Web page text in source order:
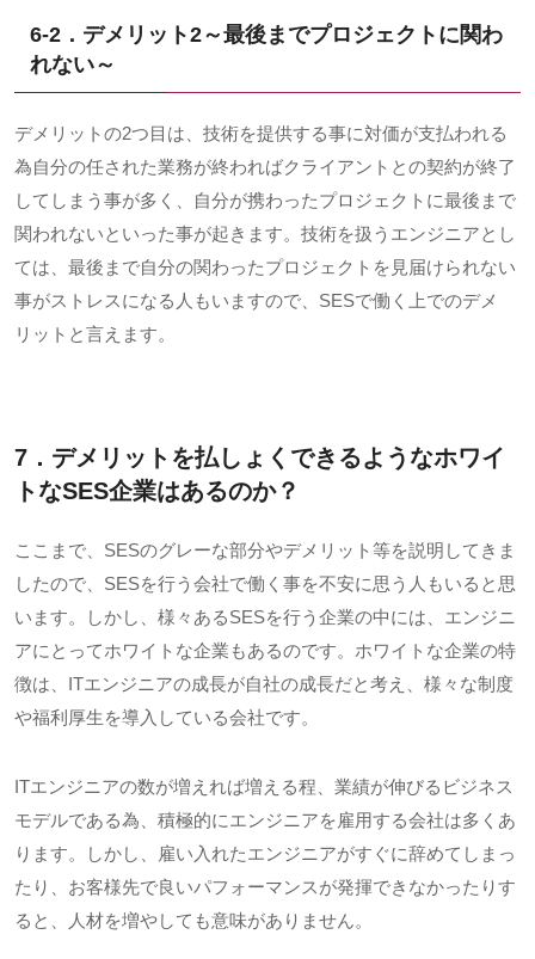
6-2．デメリット2～最後までプロジェクトに関わ
れない～
デメリットの2つ目は、技術を提供する事に対価が支払われる
為自分の任された業務が終わればクライアントとの契約が終了
してしまう事が多く、自分が携わったプロジェクトに最後まで
関われないといった事が起きます。技術を扱うエンジニアとし
ては、最後まで自分の関わったプロジェクトを見届けられない
事がストレスになる人もいますので、 SESで働く上でのデメ
リットと言えます。
7．デメリットを払しょくできるようなホワイ
トなSES企業はあるのか？
ここまで、 SESのグレーな部分やデメリット等を説明してきま
したので、 SESを行う会社で働く事を不安に思う人もいると思
います。しかし、様々あるSESを行う企業の中には、エンジニ
アにとってホワイトな企業もあるのです。ホワイトな企業の特
徴は、 ITエンジニアの成長が自社の成長だと考え、様々な制度
や福利厚生を導入している会社です。
ITエンジニアの数が増えれば増える程、業績が伸びるビジネス
モデルである為、積極的にエンジニアを雇用する会社は多くあ
ります。しかし、雇い入れたエンジニアがすぐに辞めてしまっ
たり、お客様先で良いパフォーマンスが発揮できなかったりす
ると、人材を増やしても意味がありません。